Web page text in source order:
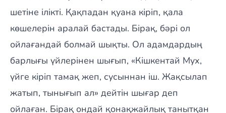
шетіне ілікті. Қақпадан қуана кіріп, қала
көшелерін аралай бастады. Бірақ, бәрі ол
ойлағандай болмай шықты. Ол адамдардың
барлығы үйлерінен шығып, «Кішкентай Мух,
үйге кіріп тамақ жеп, сусыннан іш. Жақсылап
жатып, тынығып ал» дейтін шығар деп
ойлаған. Бірақ ондай қонақжайлық танытқан